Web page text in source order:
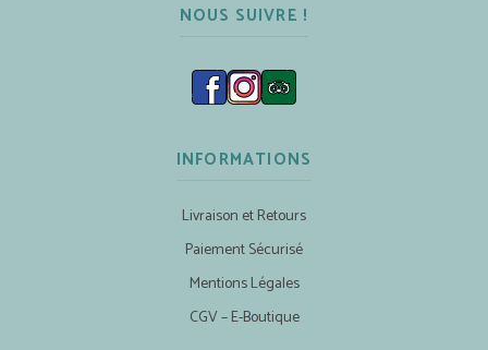
NOUS SUIVRE !
INFORMATIONS
Livraison et Retours
Paiement Sécurisé
Mentions Légales
CGV – E-Boutique